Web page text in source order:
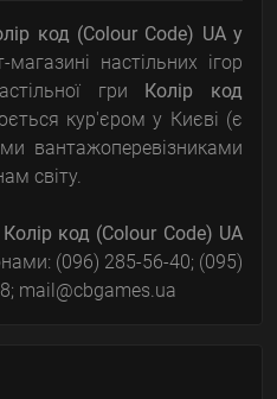
код (Colour Code) UA у
настільних ігор
гри
Колір код
кур'єром у Києві (є
вантажоперевізниками
світу.
код (Colour Code) UA
(096) 285-56-40; (095)
mail@cbgames.ua